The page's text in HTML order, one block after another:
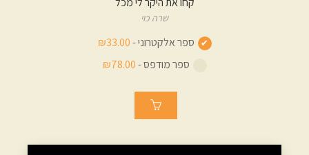
שרה כוי
ספר אלקטרוני -₪33.00
ספר מודפס -₪78.00